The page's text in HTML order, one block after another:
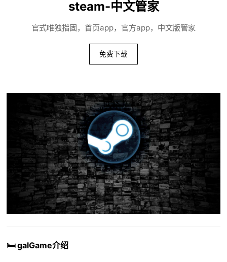
steam-中文管家
官式唯独指固，首页app，官方app，中文版管家
免费下载
🛏️ galGame介绍